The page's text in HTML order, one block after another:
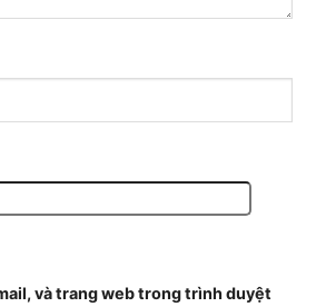
và trang web trong trình duyệt